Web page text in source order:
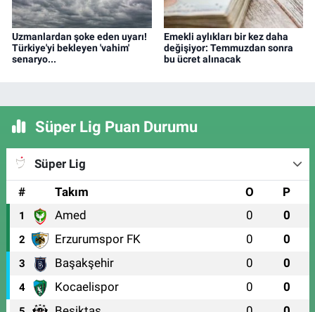
Uzmanlardan şoke eden uyarı!
Türkiye'yi bekleyen 'vahim'
senaryo...
Emekli aylıkları bir kez daha
değişiyor: Temmuzdan sonra
bu ücret alınacak
Süper Lig Puan Durumu
Süper Lig
#
Takım O P
1 Amed 0 0
2 Erzurumspor FK 0 0
3 Başakşehir 0 0
4 Kocaelispor 0 0